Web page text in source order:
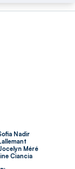
Nadir
Méré
Ciancia